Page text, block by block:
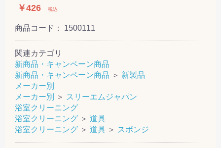
￥426 税込
商品コード： 1500111
関連カテゴリ
新商品・キャンペーン商品
新商品・キャンペーン商品 ＞ 新製品
メーカー別
メーカー別
＞ スリーエムジャパン
浴室クリーニング
浴室クリーニング ＞ 道具
浴室クリーニング ＞ 道具 ＞ スポンジ